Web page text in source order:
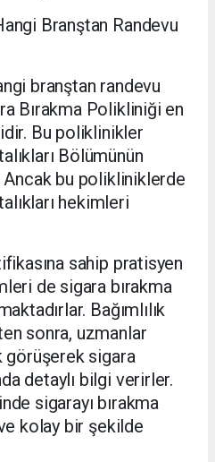
Branştan Randevu
branştan randevu
Bırakma Polikliniği en
Bu poliklinikler
Bölümünün
Ancak bu polikliniklerde
hekimleri
sahip pratisyen
de sigara bırakma
Bağımlılık
sonra, uzmanlar
sigara
detaylı bilgi verirler.
sigarayı bırakma
kolay bir şekilde